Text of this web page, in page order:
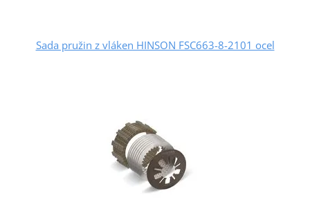
Sada pružin z vláken HINSON FSC663-8-2101 ocel